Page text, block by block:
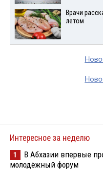
Врачи
летом
Интересное за неделю
1
В Абхазии впервые
молодёжный форум